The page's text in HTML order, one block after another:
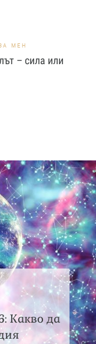
МЕН
– сила или
Какво да